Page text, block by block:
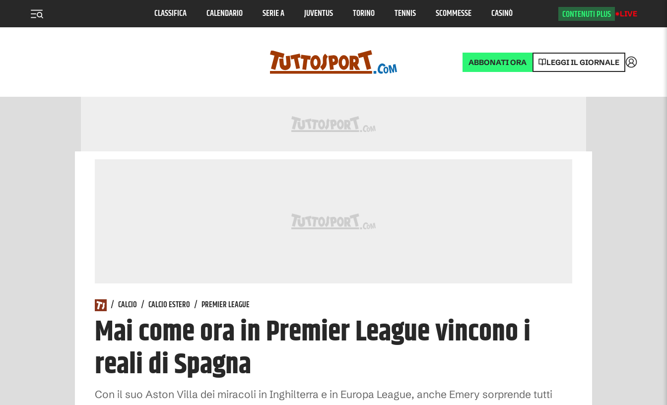
CLASSIFICA CALENDARIO SERIE A JUVENTUS TORINO TENNIS SCOMMESSE CASINÒ CONTENUTI PLUS LIVE
ABBONATI ORA LEGGI IL GIORNALE Accedi
/ CALCIO / CALCIO ESTERO / PREMIER LEAGUE
Mai come ora in Premier League vincono i
reali di Spagna
Con il suo Aston Villa dei miracoli in Inghilterra e in Europa League, anche Emery sorprende tutti